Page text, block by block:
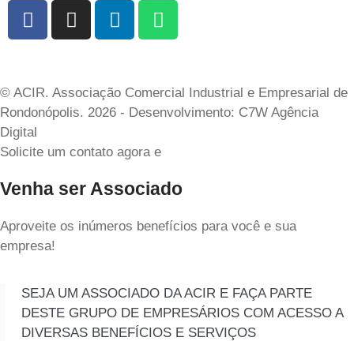
© ACIR. Associação Comercial Industrial e Empresarial de
Rondonópolis. 2026 - Desenvolvimento: C7W Agência
Digital
Solicite um contato agora e
Venha ser Associado
Aproveite os inúmeros benefícios para você e sua
empresa!
SEJA UM ASSOCIADO DA ACIR E FAÇA PARTE
DESTE GRUPO DE EMPRESÁRIOS COM ACESSO A
DIVERSAS BENEFÍCIOS E SERVIÇOS